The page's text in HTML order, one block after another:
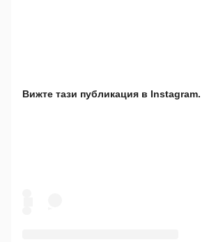
Вижте тази публикация в Instagram.